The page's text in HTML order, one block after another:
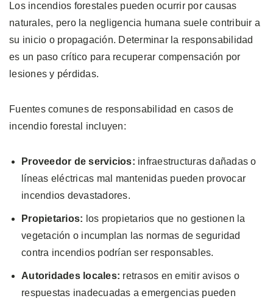
Los incendios forestales pueden ocurrir por causas
naturales, pero la negligencia humana suele contribuir a
su inicio o propagación. Determinar la responsabilidad
es un paso crítico para recuperar compensación por
lesiones y pérdidas.
Fuentes comunes de responsabilidad en casos de
incendio forestal incluyen:
Proveedor de servicios: infraestructuras dañadas o
líneas eléctricas mal mantenidas pueden provocar
incendios devastadores.
Propietarios: los propietarios que no gestionen la
vegetación o incumplan las normas de seguridad
contra incendios podrían ser responsables.
Autoridades locales: retrasos en emitir avisos o
respuestas inadecuadas a emergencias pueden